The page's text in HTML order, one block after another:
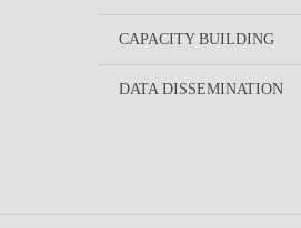
CAPACITY BUILDING
DATA DISSEMINATION